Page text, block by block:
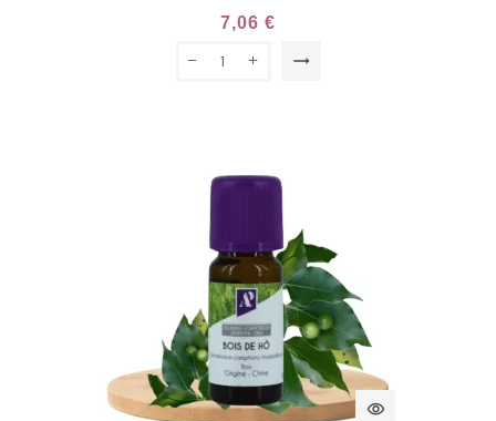
7,06 €
trending_flat
visibility